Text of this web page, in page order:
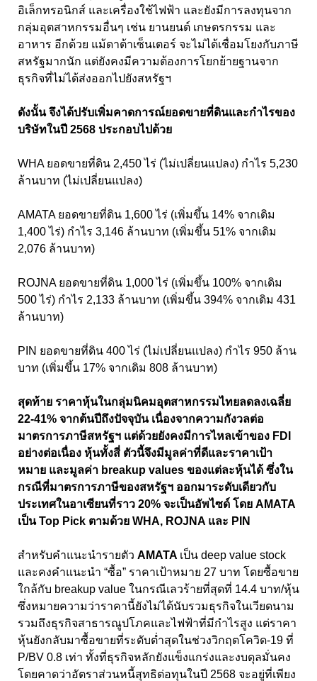
อิเล็กทรอนิกส์ และเครื่องใช้ไฟฟ้า และยังมีการลงทุนจาก
กลุ่มอุตสาหกรรมอื่นๆ เช่น ยานยนต์ เกษตรกรรม และ
อาหาร อีกด้วย แม้ดาต้าเซ็นเตอร์ จะไม่ได้เชื่อมโยงกับภาษี
สหรัฐมากนัก แต่ยังคงมีความต้องการโยกย้ายฐานจาก
ธุรกิจที่ไม่ได้ส่งออกไปยังสหรัฐฯ
ดังนั้น จึงได้ปรับเพิ่มคาดการณ์ยอดขายที่ดินและกําไรของ
บริษัทในปี 2568 ประกอบไปด้วย
WHA ยอดขายที่ดิน 2,450 ไร่ (ไม่เปลี่ยนแปลง) กำไร 5,230
ล้านบาท (ไม่เปลี่ยนแปลง)
AMATA ยอดขายที่ดิน 1,600 ไร่ (เพิ่มขึ้น 14% จากเดิม
1,400 ไร่) กำไร 3,146 ล้านบาท (เพิ่มขึ้น 51% จากเดิม
2,076 ล้านบาท)
ROJNA ยอดขายที่ดิน 1,000 ไร่ (เพิ่มขึ้น 100% จากเดิม
500 ไร่) กำไร 2,133 ล้านบาท (เพิ่มขึ้น 394% จากเดิม 431
ล้านบาท)
PIN ยอดขายที่ดิน 400 ไร่ (ไม่เปลี่ยนแปลง) กำไร 950 ล้าน
บาท (เพิ่มขึ้น 17% จากเดิม 808 ล้านบาท)
สุดท้าย ราคาหุ้นในกลุ่มนิคมอุตสาหกรรมไทยลดลงเฉลี่ย
22-41% จากต้นปีถึงปัจจุบัน เนื่องจากความกังวลต่อ
มาตรการภาษีสหรัฐฯ แต่ด้วยยังคงมีการไหลเข้าของ FDI
อย่างต่อเนื่อง หุ้นทั้งสี่ ตัวนี้จึงมีมูลค่าที่ดีและราคาเป้า
หมาย และมูลค่า breakup values ของแต่ละหุ้นได้ ซึ่งใน
กรณีที่มาตรการภาษีของสหรัฐฯ ออกมาระดับเดียวกับ
ประเทศในอาเซียนที่ราว 20% จะเป็นอัพไซด์ โดย AMATA
เป็น Top Pick ตามด้วย WHA, ROJNA และ PIN
สำหรับคำแนะนำรายตัว AMATA เป็น deep value stock
และคงคําแนะนํา “ซื้อ” ราคาเป้าหมาย 27 บาท โดยซื้อขาย
ใกล้กับ breakup value ในกรณีเลวร้ายที่สุดที่ 14.4 บาท/หุ้น
ซึ่งหมายความว่าราคานี้ยังไม่ได้นับรวมธุรกิจในเวียดนาม
รวมถึงธุรกิจสาธารณูปโภคและไฟฟ้าที่มีกําไรสูง แต่ราคา
หุ้นยังกลับมาซื้อขายที่ระดับตํ่าสุดในช่วงวิกฤตโควิด-19 ที่
P/BV 0.8 เท่า ทั้งที่ธุรกิจหลักยังแข็งแกร่งและงบดุลมั่นคง
โดยคาดว่าอัตราส่วนหนี้สุทธิต่อทุนในปี 2568 จะอยู่ที่เพียง